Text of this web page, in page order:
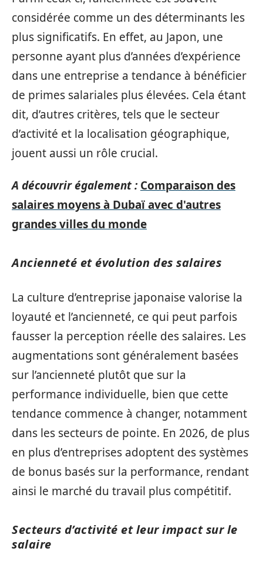
considérée comme un des déterminants les
plus significatifs. En effet, au Japon, une
personne ayant plus d’années d’expérience
dans une entreprise a tendance à bénéficier
de primes salariales plus élevées. Cela étant
dit, d’autres critères, tels que le secteur
d’activité et la localisation géographique,
jouent aussi un rôle crucial.
A découvrir également : Comparaison des
salaires moyens à Dubaï avec d'autres
grandes villes du monde
Ancienneté et évolution des salaires
La culture d’entreprise japonaise valorise la
loyauté et l’ancienneté, ce qui peut parfois
fausser la perception réelle des salaires. Les
augmentations sont généralement basées
sur l’ancienneté plutôt que sur la
performance individuelle, bien que cette
tendance commence à changer, notamment
dans les secteurs de pointe. En 2026, de plus
en plus d’entreprises adoptent des systèmes
de bonus basés sur la performance, rendant
ainsi le marché du travail plus compétitif.
Secteurs d’activité et leur impact sur le
salaire